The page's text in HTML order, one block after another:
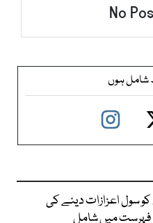
No
شامل ہوں
کو سول اعزازات دینے کی